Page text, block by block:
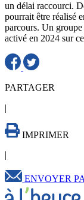
un délai raccourci.
pourrait être réalisé
parcours. Un
activé en 2024 sur
PARTAGER
|
IMPRIMER
|
ENVOYER